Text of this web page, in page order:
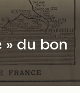
» du bon